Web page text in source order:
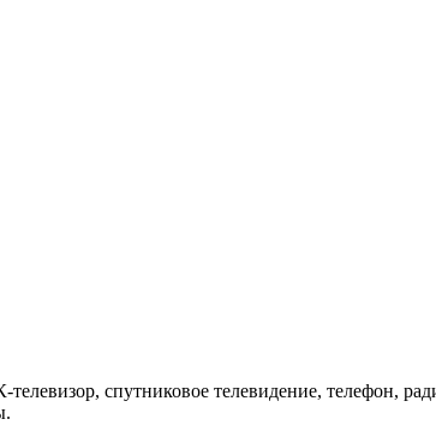
спутниковое телевидение, телефон,